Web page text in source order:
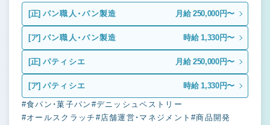
[正] パン職人・パン製造 月給 250,000円〜
[ア] パン職人・パン製造 時給 1,330円〜
[正] パティシエ 月給 250,000円〜
[ア] パティシエ 時給 1,330円〜
#食パン・菓子パン #デニッシュペストリー
#オールスクラッチ #店舗運営・マネジメント#商品開発